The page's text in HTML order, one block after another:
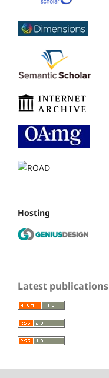
Hosting
Latest publications